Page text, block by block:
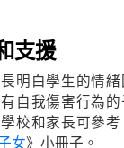
支援
明白學生的情
自我傷害行為
校和家長可參考
女》小冊子。